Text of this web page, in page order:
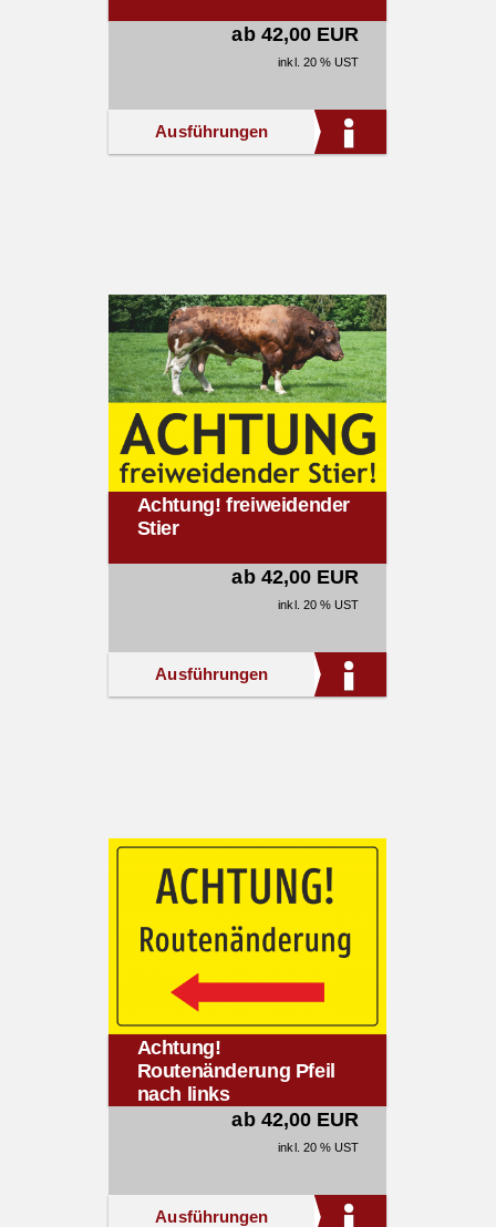
ab 42,00 EUR
inkl. 20 % UST
Ausführungen
Achtung! freiweidender
Stier
ab 42,00 EUR
inkl. 20 % UST
Ausführungen
Achtung!
Routenänderung Pfeil
nach links
ab 42,00 EUR
inkl. 20 % UST
Ausführungen